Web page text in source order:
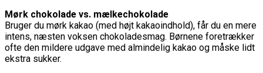
Mørk chokolade vs. mælkechokolade
Bruger du mørk kakao (med højt kakaoindhold), får du en mere
intens, næsten voksen chokoladesmag. Børnene foretrækker
ofte den mildere udgave med almindelig kakao og måske lidt
ekstra sukker.